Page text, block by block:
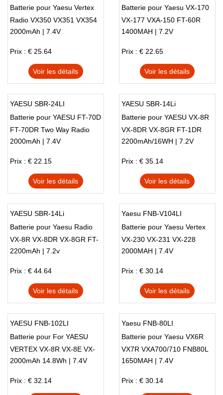
Batterie pour Yaesu Vertex
Radio VX350 VX351 VX354
2000mAh | 7.4V
Prix : € 25.64
Voir les détails
Batterie pour Yaesu VX-170
VX-177 VXA-150 FT-60R
Radios
1400MAH | 7.2V
Prix : € 22.65
Voir les détails
YAESU SBR-24LI
Batterie pour YAESU FT-70D
FT-70DR Two Way Radio
2000mAh | 7.4V
Prix : € 22.15
Voir les détails
YAESU SBR-14Li
Batterie pour YAESU VX-8R
VX-8DR VX-8GR FT-1DR
FT-2DR
2200mAh/16WH | 7.2V
Prix : € 35.14
Voir les détails
YAESU SBR-14Li
Batterie pour Yaesu Radio
VX-8R VX-8DR VX-8GR FT-
1DR
2200mAh | 7.2v
Prix : € 44.64
Voir les détails
Yaesu FNB-V104LI
Batterie pour Yaesu Vertex
VX-230 VX-231 VX-228
2000MAH | 7.4V
Prix : € 30.14
Voir les détails
YAESU FNB-102LI
Batterie pour For YAESU
VERTEX VX-8R VX-8E VX-
8DR VX-8DE Radio
2000mAh 14.8Wh | 7.4V
Prix : € 32.14
Yaesu FNB-80LI
Batterie pour Yaesu VX6R
VX7R VXA700/710 FNB80L
FNB80LI vertex
1650MAH | 7.4V
Prix : € 30.14